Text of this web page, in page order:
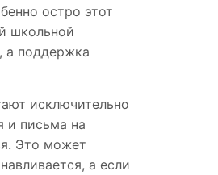
остро этот
школьной
а поддержка
исключительно
и письма на
Это может
а если